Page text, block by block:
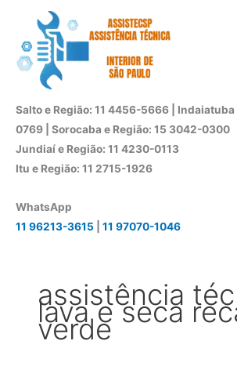
conteúdo
Salto e Região: 11 4456-5666 |
0769 | Sorocaba e Região: 15 3042-0300
Jundiaí e Região: 11 4230-0113
Itu e Região: 11 2715-1926
WhatsApp
11 96213-3615
11 97070-1046
assistência
lava e seca
verde